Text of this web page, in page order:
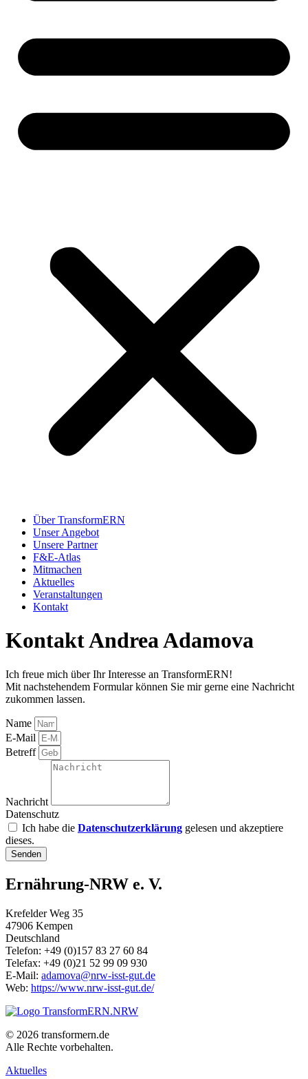
Über TransformERN
Unser Angebot
Unsere Partner
F&E-Atlas
Mitmachen
Aktuelles
Veranstaltungen
Kontakt
Kontakt Andrea Adamova
Ich freue mich über Ihr Interesse an TransformERN!
Mit nachstehendem Formular können Sie mir gerne eine Nachricht
zukommen lassen.
Name
E-Mail
Betreff
Nachricht
Datenschutz
Ich habe die Datenschutzerklärung gelesen und akzeptiere
dieses.
Senden
Ernährung-NRW e. V.
Krefelder Weg 35
47906 Kempen
Deutschland
Telefon: +49 (0)157 83 27 60 84
Telefax: +49 (0)21 52 99 09 930
E-Mail: adamova@nrw-isst-gut.de
Web: https://www.nrw-isst-gut.de/
© 2026 transformern.de
Alle Rechte vorbehalten.
Aktuelles